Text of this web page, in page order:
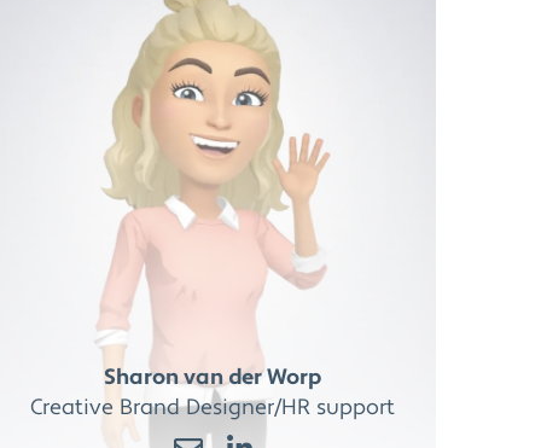
Sharon van der Worp
Creative Brand Designer/HR support